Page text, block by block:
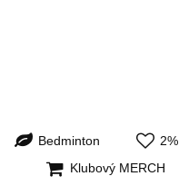
Bedminton 2%
Klubový MERCH